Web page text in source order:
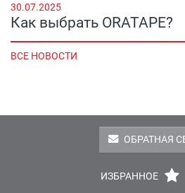
30.07.2025
Как выбрать ORATAPE?
ВСЕ НОВОСТИ
ОБРАТНАЯ
ИЗБРАННОЕ